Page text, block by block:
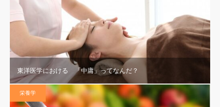
東洋医学における 「中庸」ってなんだ？
栄養学